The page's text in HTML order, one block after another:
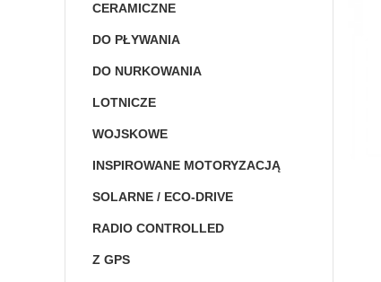
CERAMICZNE
DO PŁYWANIA
DO NURKOWANIA
LOTNICZE
WOJSKOWE
INSPIROWANE MOTORYZACJĄ
SOLARNE / ECO-DRIVE
RADIO CONTROLLED
Z GPS